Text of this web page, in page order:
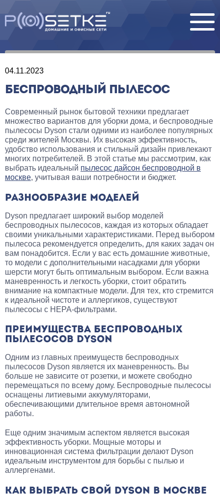
04.11.2023
БЕСПРОВОДНЫЙ ПЫЛЕСОС
Современный рынок бытовой техники предлагает
множество вариантов для уборки дома, и беспроводные
пылесосы Dyson стали одними из наиболее популярных
среди жителей Москвы. Их высокая эффективность,
удобство использования и стильный дизайн привлекают
многих потребителей. В этой статье мы рассмотрим, как
выбрать идеальный пылесос дайсон беспроводной в
москве, учитывая ваши потребности и бюджет.
РАЗНООБРАЗИЕ МОДЕЛЕЙ
Dyson предлагает широкий выбор моделей
беспроводных пылесосов, каждая из которых обладает
своими уникальными характеристиками. Перед выбором
пылесоса рекомендуется определить, для каких задач он
вам понадобится. Если у вас есть домашние животные,
то модели с дополнительными насадками для уборки
шерсти могут быть оптимальным выбором. Если важна
маневренность и легкость уборки, стоит обратить
внимание на компактные модели. Для тех, кто стремится
к идеальной чистоте и аллергиков, существуют
пылесосы с HEPA-фильтрами.
ПРЕИМУЩЕСТВА БЕСПРОВОДНЫХ
ПЫЛЕСОСОВ DYSON
Одним из главных преимуществ беспроводных
пылесосов Dyson является их маневренность. Вы
больше не зависите от розетки, и можете свободно
перемещаться по всему дому. Беспроводные пылесосы
оснащены литиевыми аккумуляторами,
обеспечивающими длительное время автономной
работы.
Еще одним значимым аспектом является высокая
эффективность уборки. Мощные моторы и
инновационная система фильтрации делают Dyson
идеальным инструментом для борьбы с пылью и
аллергенами.
КАК ВЫБРАТЬ СВОЙ DYSON В МОСКВЕ